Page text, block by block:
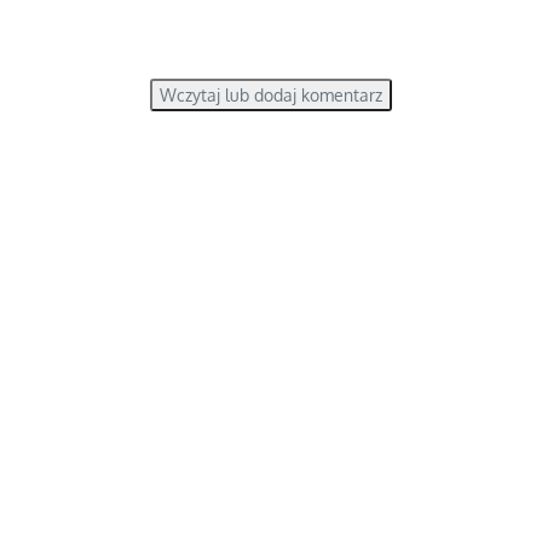
Wczytaj lub dodaj komentarz